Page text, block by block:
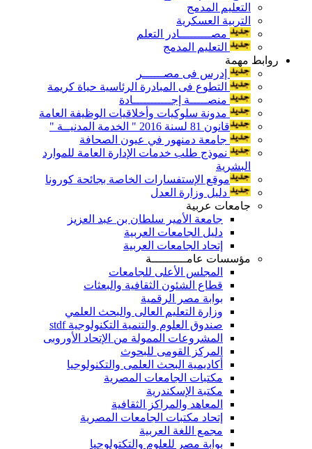
التعليم المدمج
التربية العسكرية
مصـــــــــادر التعلم
التعليم المدمج
روابط مهمة
إدرس فى مصــــــر
التطوع فى المبادرة الرئاسية حياة كريمة
منصـــــة إجـــــــــــادة
مدونة سلوكيات وأخلاقيات الوظيفة العامة
قانون 81 لسنة 2016 " الخدمة المدنيــة "
جامعة دمنهور في عيون الصحافة
نموذج طلب خدمات الإدارة العامة للموارد
البشرية
موقع الإستفسارات الخاصة بجائحة كورونا
دليل وزارة العدل
جامعات عربية
جامعة الأمير سلطان بن عبد العزيز
دليل الجامعات العربية
إتحاد الجامعات العربية
مؤسسات عامــــــــــة
المجلس الأعلى للجامعات
قطاع الشئون الثقافية والبعثات
بوابة مصر الرقمية
وزارة التعليم العالى والبحث العلمي
صندوق العلوم والتنمية التكنولوجية stdf
المشروعات الممولة من الإتحاد الأوروبى
المركز القومى للبحوث
أكاديمية البحث العلمى والتكنولوجيا
مكتبات الجامعات المصرية
مكتبة الإسكندرية
المعاهد والمراكز الثقافية
إتحاد مكتبات الجامعات المصرية
مجمع اللغة العربية
بوابة مصر للعلوم والتكتولوجيا